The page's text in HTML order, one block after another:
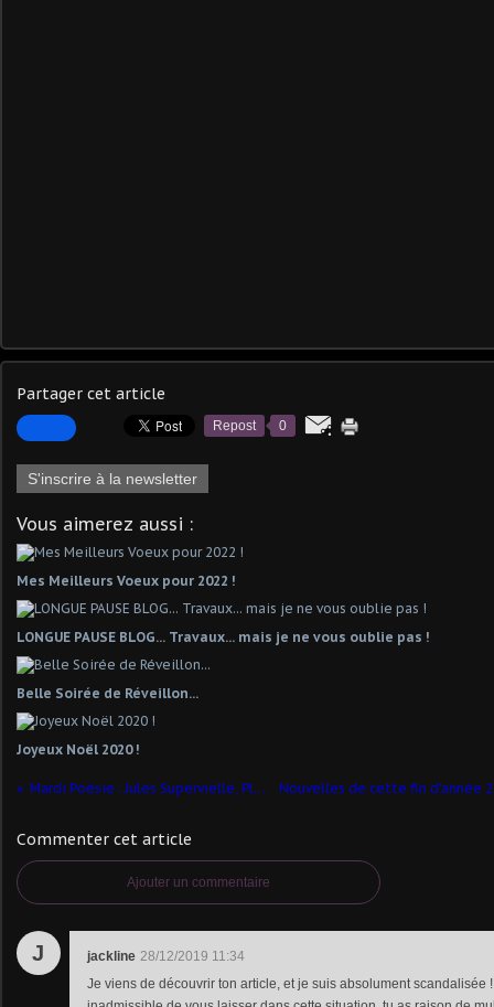
Partager cet article
Repost 0
S'inscrire à la newsletter
Vous aimerez aussi :
Mes Meilleurs Voeux pour 2022 !
LONGUE PAUSE BLOG... Travaux... mais je ne vous oublie pas !
Belle Soirée de Réveillon...
Joyeux Noël 2020 !
Mardi Poésie : Jules Supervielle, Plein Ciel
Commenter cet article
Ajouter un commentaire
J jackline 28/12/2019 11:34
Je viens de découvrir ton article, et je suis absolument scandalisée